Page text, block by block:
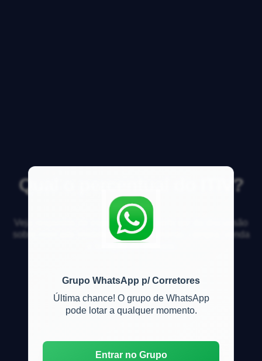
Grupo WhatsApp p/ Corretores
Última chance! O grupo de WhatsApp
pode lotar a qualquer momento.
Entrar no Grupo
Qual o percentual do ITIV?
Veja respostas de especialistas e participe da discussão
sobre mercado imobiliário, financiamento, compra, venda
e locação de imóveis